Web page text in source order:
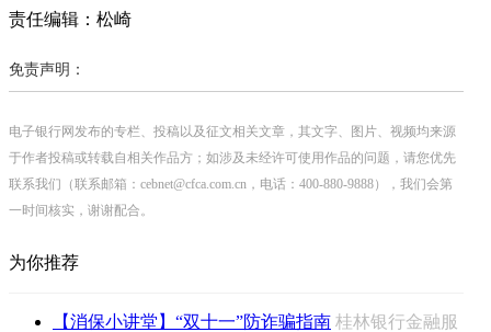
责任编辑：松崎
免责声明：
电子银行网发布的专栏、投稿以及征文相关文章，其文字、图片、视频均来源
于作者投稿或转载自相关作品方；如涉及未经许可使用作品的问题，请您优先
联系我们（联系邮箱：cebnet@cfca.com.cn，电话：400-880-9888），我们会第
一时间核实，谢谢配合。
为你推荐
【消保小讲堂】“双十一”防诈骗指南 桂林银行金融服